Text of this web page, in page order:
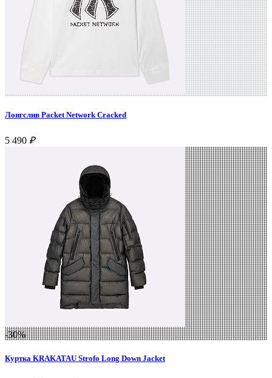
Лонгслив Packet Network Cracked
5 490 ₽
-30%
Куртка KRAKATAU Strofo Long Down Jacket